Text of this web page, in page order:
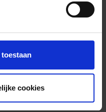
cookies